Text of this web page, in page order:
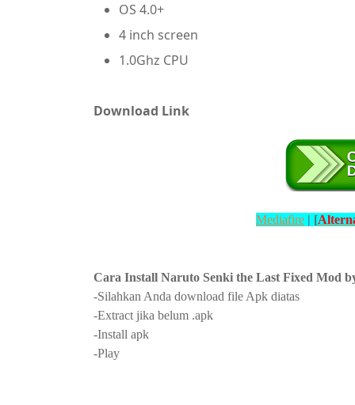
OS 4.0+
4 inch screen
1.0Ghz CPU
Download Link
Mediafire | [
Cara Install Naruto Senki the Last Fixed Mod
-Silahkan Anda download file Apk diatas
-Extract jika belum .apk
-Install apk
-Play